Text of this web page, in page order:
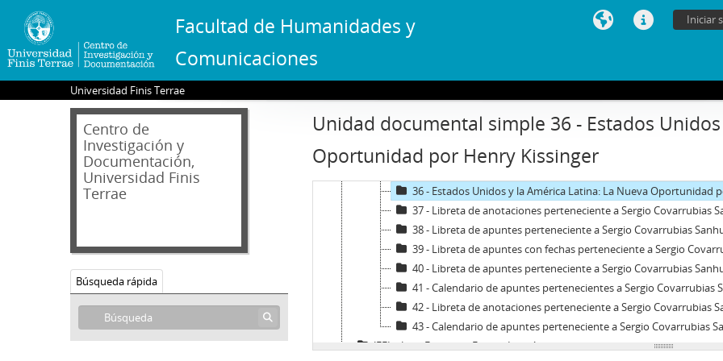
Facultad de Humanidades y
Comunicaciones
Iniciar
Universidad Finis Terrae
Centro de
Investigación y
Documentación,
Universidad Finis
Terrae
Búsqueda rápida
Unidad documental simple 36 - Estados
Oportunidad por Henry Kissinger
27 - Texto "Las américas en un mundo cambiante" Declaraciones sobre
28 - Texto "Una nueva estructura internacional en formación" Declaración del secretario de
29 - Informe biográfico del Secretario de Estado de los EE.UU
32 - Informe sobre William S. Mailliard
33 - Declaración de Leonard Garment, representante de los Estados
34 - Opinión de Kissinger sobre importantes temas internacionales
35 - Declaración de Leonard Garment, representante de los Estados
36 - Estados Unidos y la América Latina: La Nueva Oportunidad
37 - Libreta de anotaciones perteneciente a Sergio Covarrubias
38 - Libreta de apuntes perteneciente a Sergio Covarrubias
39 - Libreta de apuntes con fechas perteneciente a Sergio Covarrubias
40 - Libreta de apuntes perteneciente a Sergio Covarrubias
41 - Calendario de apuntes pertenecientes a Sergio Covarrubias
42 - Libreta de anotaciones perteneciente a Sergio Covarrubias
43 - Calendario de apuntes perteneciente a Sergio Covarrubias
JFFL - Juan Francisco Fresno Larraín